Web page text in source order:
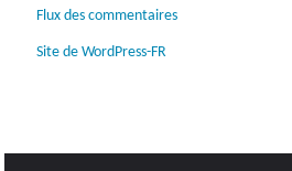
Flux des commentaires
Site de WordPress-FR